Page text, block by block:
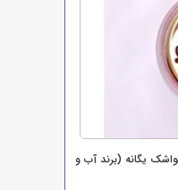
یگانه (برند آب و